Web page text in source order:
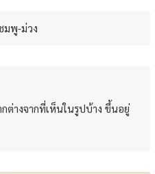
มพู-ม่วง
ต่างจากที่เห็นในรูปบ้าง ขึ้นอยู่